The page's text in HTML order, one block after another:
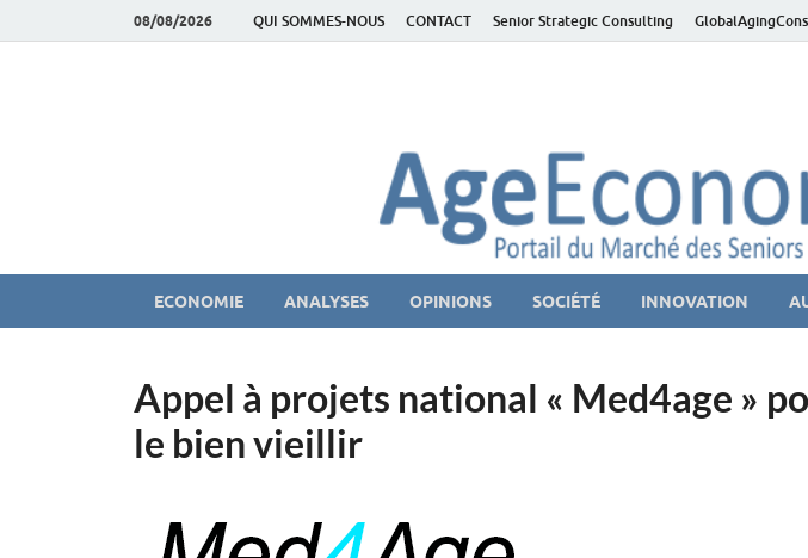
08/08/2026 QUI SOMMES-NOUS CONTACT Senior Strategic Consulting
ECONOMIE ANALYSES OPINIONS SOCIÉTÉ INNOVATION
Appel à projets national « Med4age »
le bien vieillir